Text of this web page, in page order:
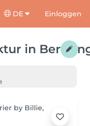
DE Einloggen
in